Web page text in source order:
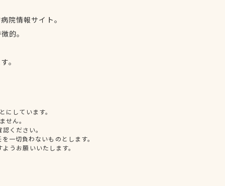
院情報サイト。
的。
。
しています。
せん。
ください。
一切負わないものとします。
うお願いいたします。